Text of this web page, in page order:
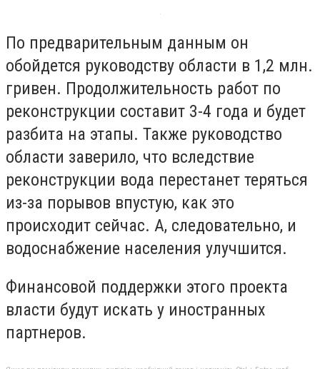
По предварительным данным он
обойдется руководству области в 1,2 млн.
гривен. Продолжительность работ по
реконструкции составит 3-4 года и будет
разбита на этапы. Также руководство
области заверило, что вследствие
реконструкции вода перестанет теряться
из-за порывов впустую, как это
происходит сейчас. А, следовательно, и
водоснабжение населения улучшится.
Финансовой поддержки этого проекта
власти будут искать у иностранных
партнеров.